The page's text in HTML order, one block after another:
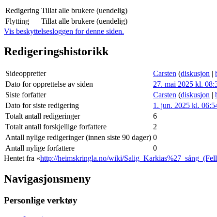
Redigering Tillat alle brukere (uendelig)
Flytting
Tillat alle brukere (uendelig)
Vis beskyttelsesloggen for denne siden.
Redigeringshistorikk
Sideoppretter Carsten (diskusjon |
Dato for opprettelse av siden
27. mai 2025 kl.
Siste forfatter
Carsten (diskusjon |
Dato for siste redigering
1. jun. 2025 kl.
Totalt antall redigeringer
6
Totalt antall forskjellige forfattere
2
Antall nylige redigeringer (innen siste 90 dager) 0
Antall nylige forfattere
0
Hentet fra «http://heimskringla.no/wiki/
Navigasjonsmeny
Personlige verktøy